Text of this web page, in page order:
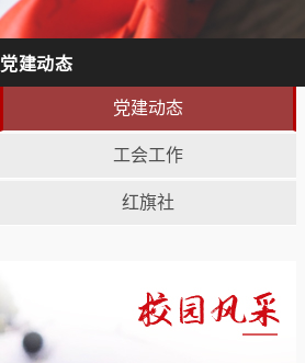
党建动态
党建动态
工会工作
红旗社